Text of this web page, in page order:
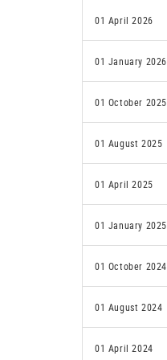
01 April 2026
01 January 2026
01 October 2025
01 August 2025
01 April 2025
01 January 2025
01 October 2024
01 August 2024
01 April 2024